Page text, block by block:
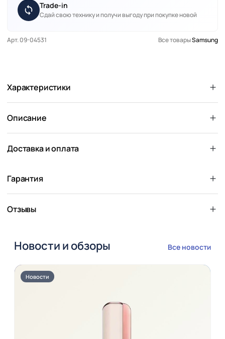
Trade-in
Сдай свою технику и получи выгоду при покупке новой
Арт. 09-04531 Все товарыSamsung
Характеристики
Описание
Доставка и оплата
Гарантия
Отзывы
Новости и обзоры Все новости
Новости